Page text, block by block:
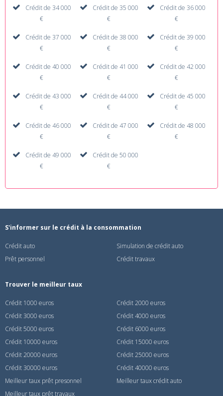
Crédit de 34 000
€
Crédit de 35 000
€
Crédit de 36 000
€
Crédit de 37 000
€
Crédit de 38 000
€
Crédit de 39 000
€
Crédit de 40 000
€
Crédit de 41 000
€
Crédit de 42 000
€
Crédit de 43 000
€
Crédit de 44 000
€
Crédit de 45 000
€
Crédit de 46 000
€
Crédit de 47 000
€
Crédit de 48 000
€
Crédit de 49 000
€
Crédit de 50 000
€
S'informer sur le crédit à la consommation
Crédit auto
Simulation de crédit auto
Prêt personnel
Crédit travaux
Trouver le meilleur taux
Crédit 1000 euros
Crédit 2000 euros
Crédit 3000 euros
Crédit 4000 euros
Crédit 5000 euros
Crédit 6000 euros
Crédit 10000 euros
Crédit 15000 euros
Crédit 20000 euros
Crédit 25000 euros
Crédit 30000 euros
Crédit 40000 euros
Meilleur taux prêt presonnel
Meilleur taux crédit auto
Meilleur taux prêt travaux